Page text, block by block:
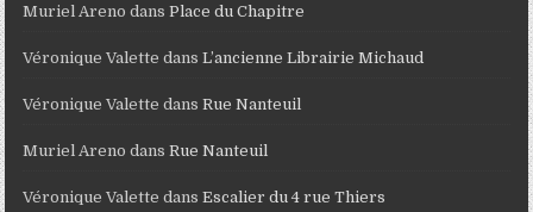
Muriel Areno dansPlace du Chapitre
Véronique Valette dansL’ancienne Librairie Michaud
Véronique Valette dansRue Nanteuil
Muriel Areno dansRue Nanteuil
Véronique Valette dansEscalier du 4 rue Thiers